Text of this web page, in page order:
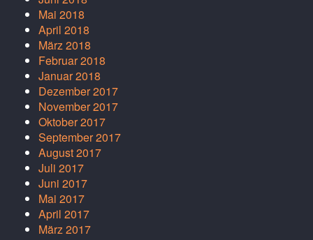
Mai 2018
April 2018
März 2018
Februar 2018
Januar 2018
Dezember 2017
November 2017
Oktober 2017
September 2017
August 2017
Juli 2017
Juni 2017
Mai 2017
April 2017
März 2017